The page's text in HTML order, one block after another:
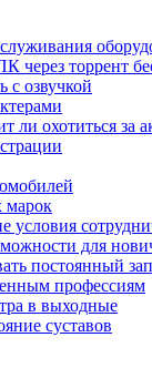
через торрент
с озвучкой
охотиться за
марок
условия
для
постоянный
профессиям
в выходные
суставов